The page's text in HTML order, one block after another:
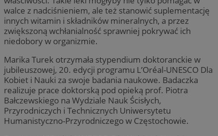
walce z nadciśnieniem, ale też stanowić suplementację
innych witamin i składników mineralnych, a przez
zwiększoną wchłanialność sprawniej pokrywać ich
niedobory w organizmie.
Marika Turek otrzymała stypendium doktoranckie w
jubileuszowej, 20. edycji programu L’Oréal-UNESCO Dla
Kobiet i Nauki za swoje badania naukowe. Badaczka
realizuje prace doktorską pod opieką prof. Piotra
Bałczewskiego na Wydziale Nauk Ścisłych,
Przyrodniczych i Technicznych Uniwersytetu
Humanistyczno-Przyrodniczego w Częstochowie.